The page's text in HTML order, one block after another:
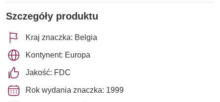
Szczegóły produktu
Kraj znaczka: Belgia
Kontynent: Europa
Jakość: FDC
Rok wydania znaczka: 1999